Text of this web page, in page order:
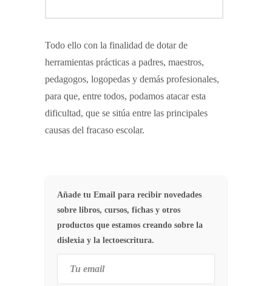
Todo ello con la finalidad de dotar de
herramientas prácticas a padres, maestros,
pedagogos, logopedas y demás profesionales,
para que, entre todos, podamos atacar esta
dificultad, que se sitúa entre las principales
causas del fracaso escolar.
Añade tu Email para recibir novedades
sobre libros, cursos, fichas y otros
productos que estamos creando sobre la
dislexia y la lectoescritura.